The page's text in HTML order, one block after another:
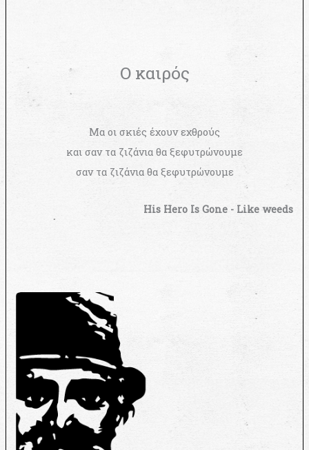
Ο καιρός
Μα οι σκιές έχουν εχθρούς
και σαν τα ζιζάνια θα ξεφυτρώνουμε
σαν τα ζιζάνια θα ξεφυτρώνουμε
His Hero Is Gone - Like weeds